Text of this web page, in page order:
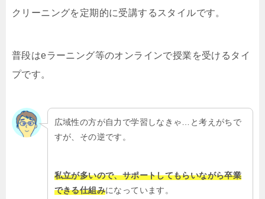
クリーニングを定期的に受講するスタイルです。
普段はeラーニング等のオンラインで授業を受けるタイ
プです。
広域性の方が自力で学習しなきゃ…と考えがちで
すが、その逆です。
私立が多いので、サポートしてもらいながら卒業
できる仕組みになっています。